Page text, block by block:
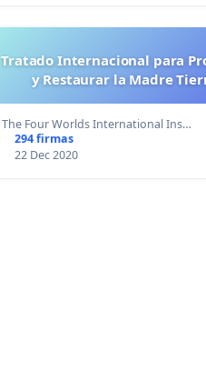
Tratado Internacional para
y Restaurar la Madre
The Four Worlds International Ins…
294 firmas
22 Dec 2020